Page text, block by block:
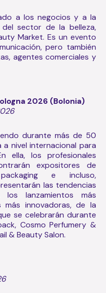
a los negocios y a la
sector de la belleza,
Market. Es un evento
pero también
agentes comerciales y
2026 (Bolonia)
durante más de 50
nivel internacional para
ella, los profesionales
expositores de
e incluso,
las tendencias
lanzamientos más
más innovadoras, de la
se celebrarán durante
Cosmo Perfumery &
& Beauty Salon.